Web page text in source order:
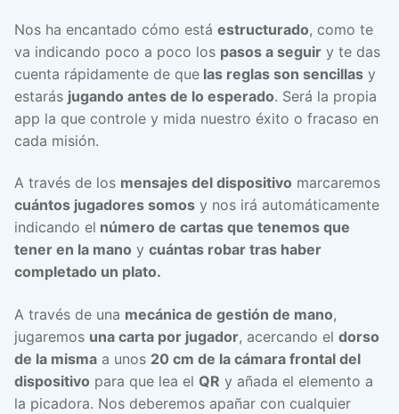
Nos ha encantado cómo está estructurado, como te
va indicando poco a poco los pasos a seguir y te das
cuenta rápidamente de que las reglas son sencillas y
estarás jugando antes de lo esperado. Será la propia
app la que controle y mida nuestro éxito o fracaso en
cada misión.
A través de los mensajes del dispositivo marcaremos
cuántos jugadores somos y nos irá automáticamente
indicando el número de cartas que tenemos que
tener en la mano y cuántas robar tras haber
completado un plato.
A través de una mecánica de gestión de mano,
jugaremos una carta por jugador, acercando el dorso
de la misma a unos 20 cm de la cámara frontal del
dispositivo para que lea el QR y añada el elemento a
la picadora. Nos deberemos apañar con cualquier